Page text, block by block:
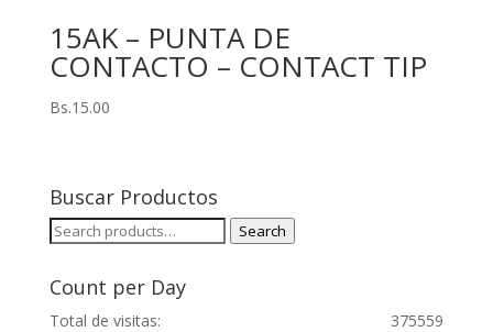
15AK – PUNTA DE
CONTACTO – CONTACT TIP
Bs.15.00
Buscar Productos
Search
Search
Count per Day
375559
Total de visitas: